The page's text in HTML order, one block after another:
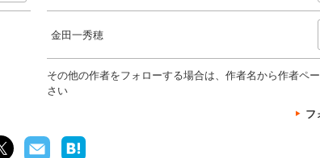
金田一秀穂
その他の作者をフォローする場合は、作者名から作者ペ
さい
フ